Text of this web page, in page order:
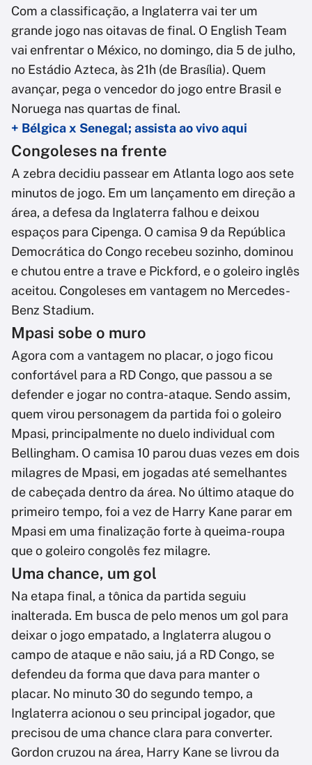
Com a classificação, a Inglaterra vai ter um
grande jogo nas oitavas de final. O English Team
vai enfrentar o México, no domingo, dia 5 de julho,
no Estádio Azteca, às 21h (de Brasília). Quem
avançar, pega o vencedor do jogo entre Brasil e
Noruega nas quartas de final.
+ Bélgica x Senegal; assista ao vivo aqui
Congoleses na frente
A zebra decidiu passear em Atlanta logo aos sete
minutos de jogo. Em um lançamento em direção a
área, a defesa da Inglaterra falhou e deixou
espaços para Cipenga. O camisa 9 da República
Democrática do Congo recebeu sozinho, dominou
e chutou entre a trave e Pickford, e o goleiro inglês
aceitou. Congoleses em vantagem no Mercedes-
Benz Stadium.
Mpasi sobe o muro
Agora com a vantagem no placar, o jogo ficou
confortável para a RD Congo, que passou a se
defender e jogar no contra-ataque. Sendo assim,
quem virou personagem da partida foi o goleiro
Mpasi, principalmente no duelo individual com
Bellingham. O camisa 10 parou duas vezes em dois
milagres de Mpasi, em jogadas até semelhantes
de cabeçada dentro da área. No último ataque do
primeiro tempo, foi a vez de Harry Kane parar em
Mpasi em uma finalização forte à queima-roupa
que o goleiro congolês fez milagre.
Uma chance, um gol
Na etapa final, a tônica da partida seguiu
inalterada. Em busca de pelo menos um gol para
deixar o jogo empatado, a Inglaterra alugou o
campo de ataque e não saiu, já a RD Congo, se
defendeu da forma que dava para manter o
placar. No minuto 30 do segundo tempo, a
Inglaterra acionou o seu principal jogador, que
precisou de uma chance clara para converter.
Gordon cruzou na área, Harry Kane se livrou da